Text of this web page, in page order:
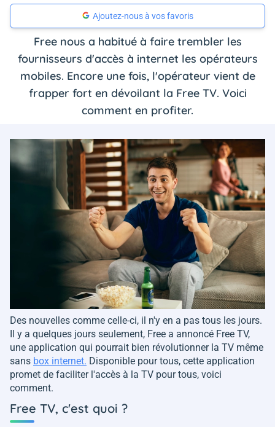
Ajoutez-nous à vos favoris
Free nous a habitué à faire trembler les
fournisseurs d'accès à internet les opérateurs
mobiles. Encore une fois, l'opérateur vient de
frapper fort en dévoilant la Free TV. Voici
comment en profiter.
Des nouvelles comme celle-ci, il n'y en a pas tous les jours.
Il y a quelques jours seulement, Free a annoncé Free TV,
une application qui pourrait bien révolutionner la TV même
sans box internet. Disponible pour tous, cette application
promet de faciliter l'accès à la TV pour tous, voici
comment.
Free TV, c'est quoi ?